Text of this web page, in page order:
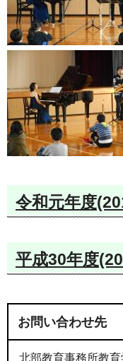
令和元年度
平成30年度
お問い合わせ先
北部教育事務所教育